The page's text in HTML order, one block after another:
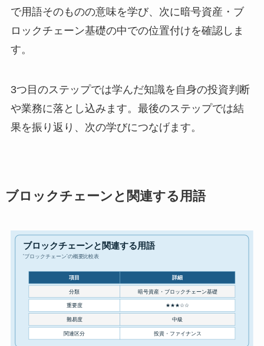
で用語そのものの意味を学び、次に暗号資産・ブ
ロックチェーン基礎の中での位置付けを確認しま
す。
3つ目のステップでは学んだ知識を自身の投資判断
や業務に落とし込みます。最後のステップでは結
果を振り返り、次の学びにつなげます。
ブロックチェーンと関連する用語